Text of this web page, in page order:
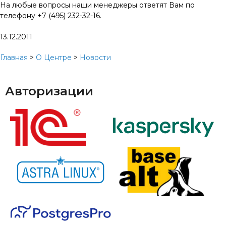
На любые вопросы наши менеджеры ответят Вам по
телефону +7 (495) 232-32-16.
13.12.2011
Главная > О Центре > Новости
Авторизации